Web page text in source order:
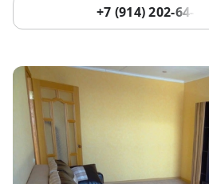
+7 (914) 202-64-54